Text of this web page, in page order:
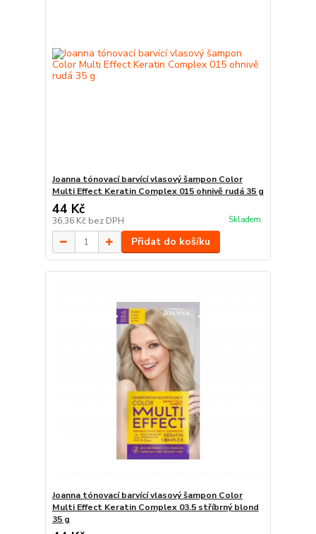
Joanna tónovací barvící vlasový šampon Color
Multi Effect Keratin Complex 015 ohnivě rudá 35 g
44 Kč
36,36 Kč bez DPH Skladem
Přidat do košíku
Joanna tónovací barvící vlasový šampon Color
Multi Effect Keratin Complex 03.5 stříbrný blond
35 g